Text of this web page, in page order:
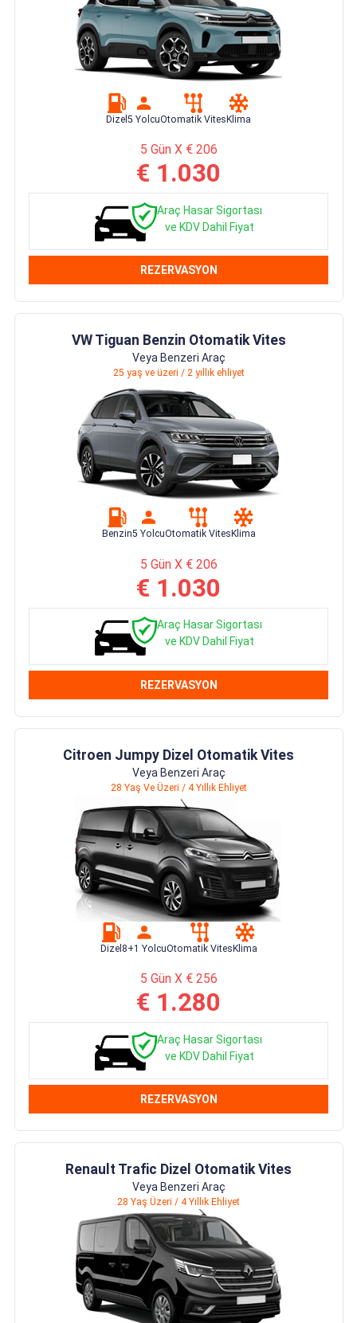
Dizel 5 YolcuOtomatik VitesKlima
5 Gün X € 206
€ 1.030
Araç Hasar Sigortası
ve KDV Dahil Fiyat
REZERVASYON
VW Tiguan Benzin Otomatik Vites
Veya Benzeri Araç
25 yaş ve üzeri / 2 yıllık ehliyet
Benzin5 YolcuOtomatik Vites Klima
5 Gün X € 206
€ 1.030
Araç Hasar Sigortası
ve KDV Dahil Fiyat
REZERVASYON
Citroen Jumpy Dizel Otomatik Vites
Veya Benzeri Araç
28 Yaş Ve Üzeri / 4 Yıllık Ehliyet
Dizel 8+1 YolcuOtomatik VitesKlima
5 Gün X € 256
€ 1.280
Araç Hasar Sigortası
ve KDV Dahil Fiyat
REZERVASYON
Renault Trafic Dizel Otomatik Vites
Veya Benzeri Araç
28 Yaş Üzeri / 4 Yıllık Ehliyet